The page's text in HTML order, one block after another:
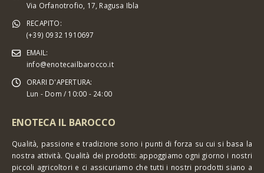
Via Orfanotrofio, 17, Ragusa Ibla
RECAPITO:
(+39) 0932 1910697
EMAIL:
info@enotecailbarocco.it
ORARI D'APERTURA:
Lun - Dom / 10:00 - 24:00
ENOTECA IL BAROCCO
Qualità, passione e tradizione sono i punti di forza su cui si basa la
nostra attività. Qualità dei prodotti: appoggiamo ogni giorno i nostri
piccoli agricoltori e ci assicuriamo che tutti i nostri prodotti siano a